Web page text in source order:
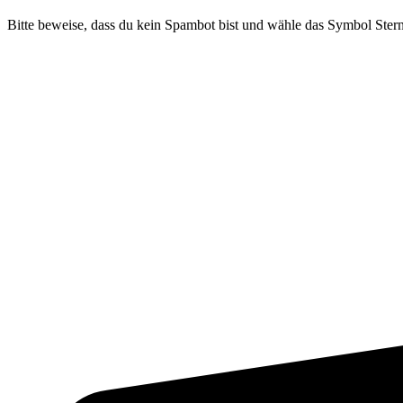
Bitte beweise, dass du kein Spambot bist und wähle das Symbol